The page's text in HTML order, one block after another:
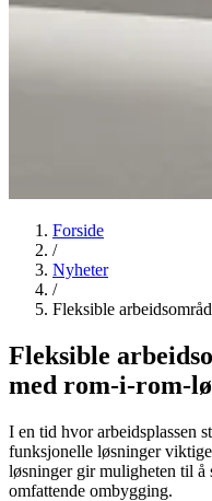
Forside
/
Nyheter
/
Fleksible
Fleksible
med rom-i-rom-
I en tid hvor arbeidsplassen
funksjonelle løsninger
løsninger gir muligheten til å
omfattende ombygging.